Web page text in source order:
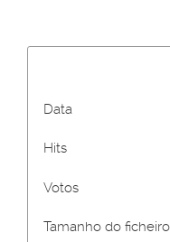
Data
Hits
Votos
Tamanho do ficheiro